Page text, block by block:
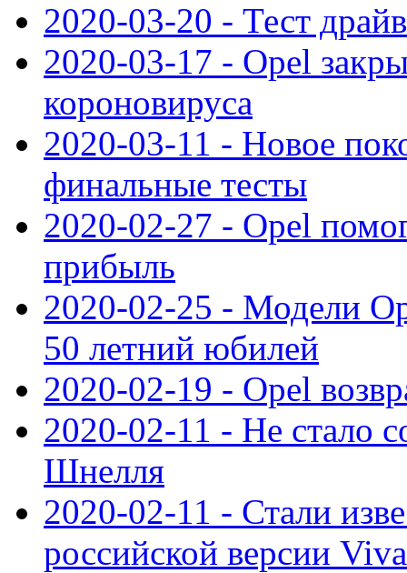
2020-03-20 - Тест
2020-03-17 - Opel
короновируса
2020-03-11 - Новое
финальные тесты
2020-02-27 - Opel
прибыль
2020-02-25 - Модели
50 летний юбилей
2020-02-19 - Opel
2020-02-11 - Не стало
Шнелля
2020-02-11 - Стали
российской версии